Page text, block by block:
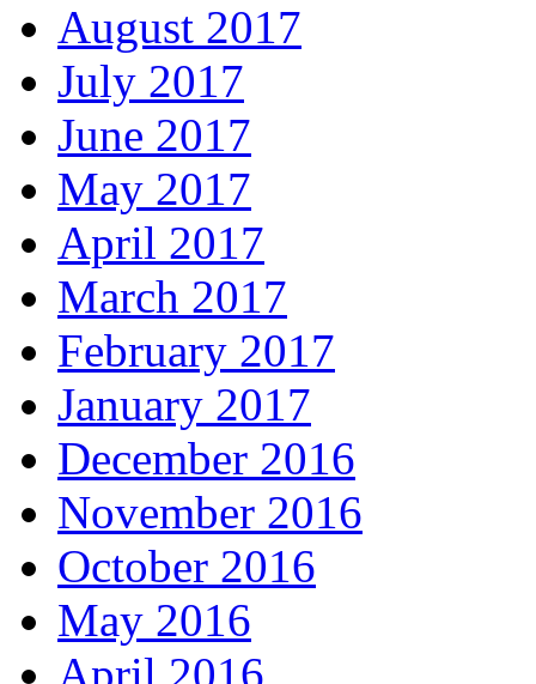
August 2017
July 2017
June 2017
May 2017
April 2017
March 2017
February 2017
January 2017
December 2016
November 2016
October 2016
May 2016